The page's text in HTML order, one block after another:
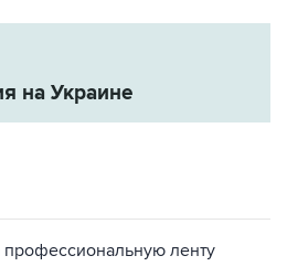
на Украине
профессиональную ленту